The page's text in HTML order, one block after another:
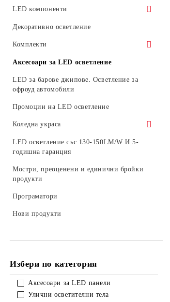
Фиброоптични влакна светещи в края
Светодиодни генератори за
LED компоненти
Платки
Светодиоди
Декоративно осветление
Комплекти
Комплекти улични осветителни тела
Комплекти LED пури с тела или
шини
Комплекти LED крушки
Аксесоари за LED осветление
LED за барове джипове. Осветление за
офроуд автомобили
Промоции на LED осветление
Коледна украса
Светещи коледни фигури
Консумативи
LED фигури за стълб
Стрингове, мрежи и висулки за
LED осветление със 130-150LM/W И 5-
годишна гаранция
Мостри, преоценени и единични бройки
продукти
Програматори
Нови продукти
Избери по категория
Аксесоари за LED панели
Улични осветителни тела